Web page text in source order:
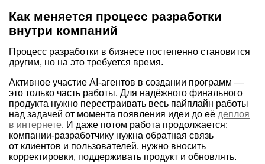
Как меняется процесс разработки
внутри компаний
Процесс разработки в бизнесе постепенно становится
другим, но на это требуется время.
Активное участие AI-агентов в создании программ —
это только часть работы. Для надёжного финального
продукта нужно перестраивать весь пайплайн работы
над задачей от момента появления идеи до её деплоя
в интернете. И даже потом работа продолжается:
компании-разработчику нужна обратная связь
от клиентов и пользователей, нужно вносить
корректировки, поддерживать продукт и обновлять.